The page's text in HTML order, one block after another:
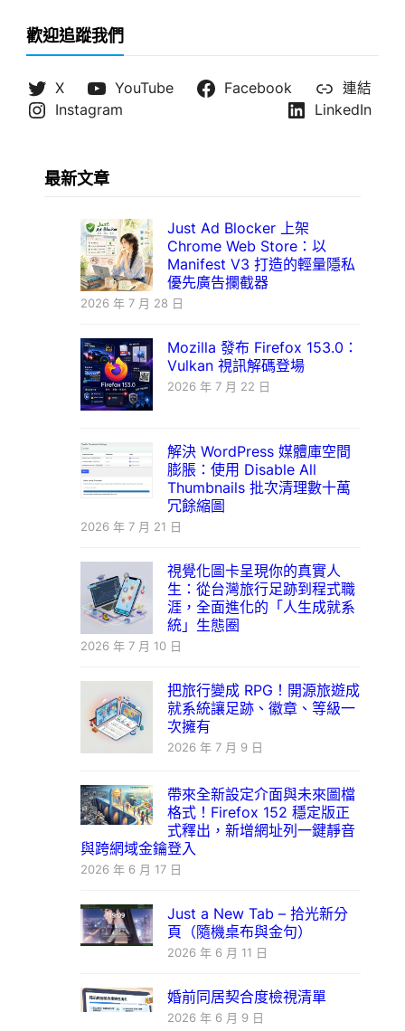
歡迎追蹤我們
X YouTube Facebook
連結
Instagram
LinkedIn
最新文章
Just Ad Blocker 上架
Chrome Web Store：以
Manifest V3 打造的輕量隱私
優先廣告攔截器
2026 年 7 月 28 日
Mozilla 發布 Firefox 153.0：
Vulkan 視訊解碼登場
2026 年 7 月 22 日
解決 WordPress 媒體庫空間
膨脹：使用 Disable All
Thumbnails 批次清理數十萬
冗餘縮圖
2026 年 7 月 21 日
視覺化圖卡呈現你的真實人
生：從台灣旅行足跡到程式職
涯，全面進化的「人生成就系
統」生態圈
2026 年 7 月 10 日
把旅行變成 RPG！開源旅遊成
就系統讓足跡、徽章、等級一
次擁有
2026 年 7 月 9 日
帶來全新設定介面與未來圖檔
格式！Firefox 152 穩定版正
式釋出，新增網址列一鍵靜音
與跨網域金鑰登入
2026 年 6 月 17 日
Just a New Tab – 拾光新分
頁（隨機桌布與金句）
2026 年 6 月 11 日
婚前同居契合度檢視清單
2026 年 6 月 9 日